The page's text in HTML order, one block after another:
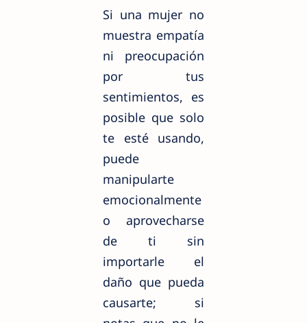
Si una mujer no
muestra empatía
ni preocupación
por tus
sentimientos, es
posible que solo
te esté usando,
puede
manipularte
emocionalmente
o aprovecharse
de ti sin
importarle el
daño que pueda
causarte; si